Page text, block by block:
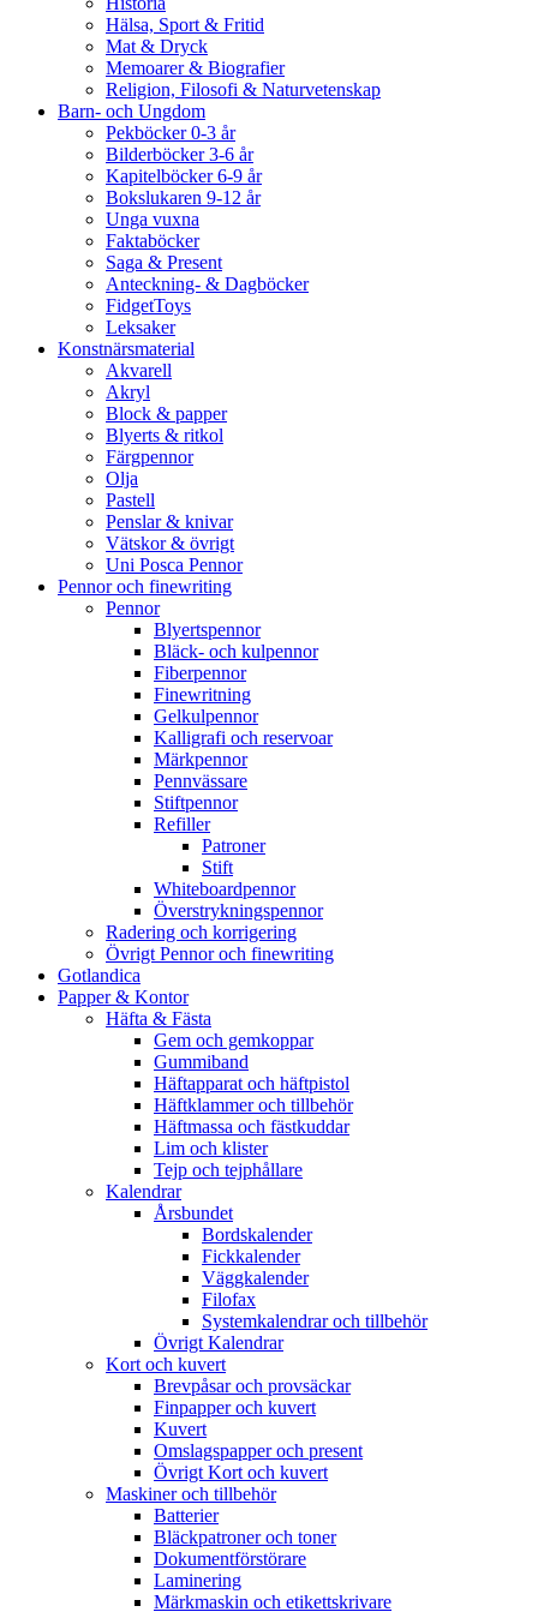
Hälsa, Sport & Fritid
Mat & Dryck
Memoarer & Biografier
Religion, Filosofi & Naturvetenskap
Barn- och Ungdom
Pekböcker 0-3 år
Bilderböcker 3-6 år
Kapitelböcker 6-9 år
Bokslukaren 9-12 år
Unga vuxna
Faktaböcker
Saga & Present
Anteckning- & Dagböcker
FidgetToys
Leksaker
Konstnärsmaterial
Akvarell
Akryl
Block & papper
Blyerts & ritkol
Färgpennor
Olja
Pastell
Penslar & knivar
Vätskor & övrigt
Uni Posca Pennor
Pennor och finewriting
Pennor
Blyertspennor
Bläck- och kulpennor
Fiberpennor
Finewritning
Gelkulpennor
Kalligrafi och reservoar
Märkpennor
Pennvässare
Stiftpennor
Refiller
Patroner
Stift
Whiteboardpennor
Överstrykningspennor
Radering och korrigering
Övrigt Pennor och finewriting
Gotlandica
Papper & Kontor
Häfta & Fästa
Gem och gemkoppar
Gummiband
Häftapparat och häftpistol
Häftklammer och tillbehör
Häftmassa och fästkuddar
Lim och klister
Tejp och tejphållare
Kalendrar
Årsbundet
Bordskalender
Fickkalender
Väggkalender
Filofax
Systemkalendrar och tillbehör
Övrigt Kalendrar
Kort och kuvert
Brevpåsar och provsäckar
Finpapper och kuvert
Kuvert
Omslagspapper och present
Övrigt Kort och kuvert
Maskiner och tillbehör
Batterier
Bläckpatroner och toner
Dokumentförstörare
Laminering
Märkmaskin och etikettskrivare